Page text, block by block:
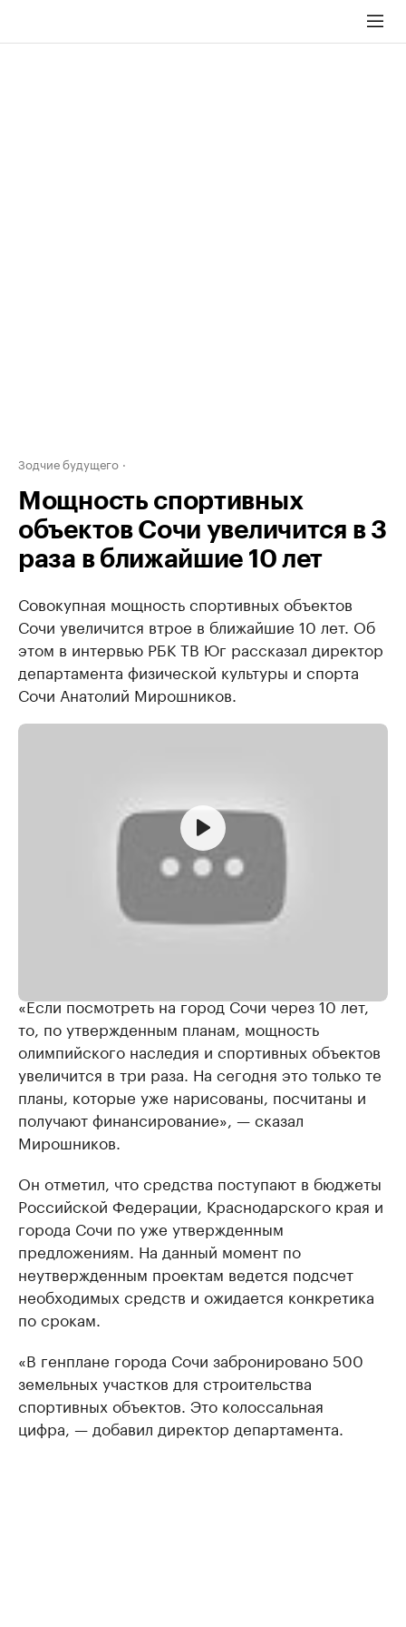
Зодчие будущего
Мощность спортивных
объектов Сочи увеличится в 3
раза в ближайшие 10 лет
Совокупная мощность спортивных объектов
Сочи увеличится втрое в ближайшие 10 лет. Об
этом в интервью РБК ТВ Юг рассказал директор
департамента физической культуры и спорта
Сочи Анатолий Мирошников.
«Если посмотреть на город Сочи через 10 лет,
то, по утвержденным планам, мощность
олимпийского наследия и спортивных объектов
увеличится в три раза. На сегодня это только те
планы, которые уже нарисованы, посчитаны и
получают финансирование», — сказал
Мирошников.
Он отметил, что средства поступают в бюджеты
Российской Федерации, Краснодарского края и
города Сочи по уже утвержденным
предложениям. На данный момент по
неутвержденным проектам ведется подсчет
необходимых средств и ожидается конкретика
по срокам.
«В генплане города Сочи забронировано 500
земельных участков для строительства
спортивных объектов. Это колоссальная
цифра, — добавил директор департамента.